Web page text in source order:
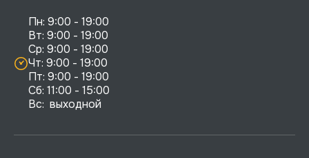
Пн: 9:00 - 19:00
Вт: 9:00 - 19:00
Ср: 9:00 - 19:00
Чт: 9:00 - 19:00
Пт: 9:00 - 19:00
Сб: 11:00 - 15:00
Вс:  выходной